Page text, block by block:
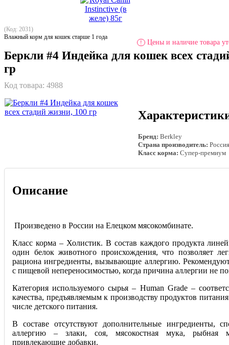
(Код: 2031)
Влажный корм для кошек старше 1 года
! Цены и наличие товара
Беркли #4 Индейка для кошек всех
гр
Код товара: 4988
Бренд: Berkley
Страна производитель: Россия
Класс корма: Супер-премиум
Описание
Произведено в России на Елецком мясокомбинате.
Класс корма – Холистик. В состав каждого продукта
один белок животного происхождения, что позволяет
рациона ингредиенты, вызывающие аллергию.
с пищевой непереносимостью, когда причина аллергии не
Категория используемого сырья – Human Grade –
качества, предъявляемым к производству продуктов
числе детского питания.
В составе отсутствуют дополнительные ингредиенты,
аллергию – злаки, соя, мясокостная мука, рыбная
привлекающие добавки.